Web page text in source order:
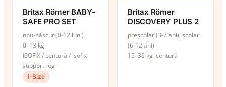
Britax Römer BABY-
SAFE PRO SET
nou-născut (0-12 luni)
0–13 kg
ISOFIX / centură / isofix-
support-leg
i-Size
Britax Römer
DISCOVERY PLUS 2
preșcolar (3-7 ani), școlar
(6-12 ani)
15–36 kg centură